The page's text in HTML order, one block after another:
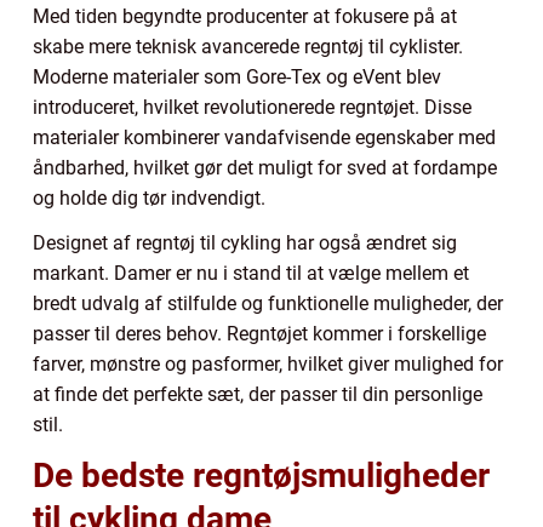
Med tiden begyndte producenter at fokusere på at
skabe mere teknisk avancerede regntøj til cyklister.
Moderne materialer som Gore-Tex og eVent blev
introduceret, hvilket revolutionerede regntøjet. Disse
materialer kombinerer vandafvisende egenskaber med
åndbarhed, hvilket gør det muligt for sved at fordampe
og holde dig tør indvendigt.
Designet af regntøj til cykling har også ændret sig
markant. Damer er nu i stand til at vælge mellem et
bredt udvalg af stilfulde og funktionelle muligheder, der
passer til deres behov. Regntøjet kommer i forskellige
farver, mønstre og pasformer, hvilket giver mulighed for
at finde det perfekte sæt, der passer til din personlige
stil.
De bedste regntøjsmuligheder